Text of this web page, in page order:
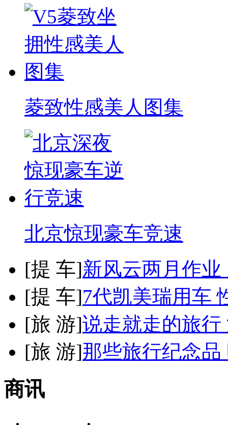
菱致性感美人图集
北京惊现豪车竞速
[提 车]新风云两月作
[提 车]7代凯美瑞用车
[旅 游]说走就走的旅
[旅 游]那些旅行纪念
商讯